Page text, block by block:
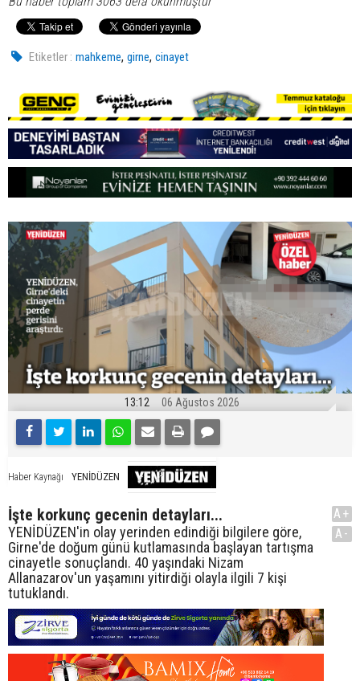
Etiketler : mahkeme,girne,cinayet
13:12 06 Ağustos 2026
Haber Kaynağı YENİDÜZEN
İşte korkunç gecenin detayları...
YENİDÜZEN'in olay yerinden edindiği bilgilere göre,
Girne'de doğum günü kutlamasında başlayan tartışma
cinayetle sonuçlandı. 40 yaşındaki Nizam
Allanazarov'un yaşamını yitirdiği olayla ilgili 7 kişi
tutuklandı.
A+
A-